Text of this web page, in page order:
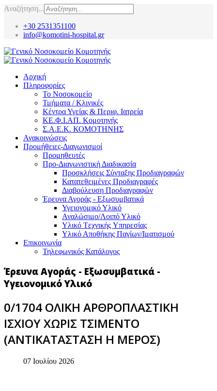
Αναζήτηση...
+30 2531351100
info@komotini-hospital.gr
Αρχική
Πληροφορίες
Το Νοσοκομείο
Τμήματα / Κλινικές
Κέντρα Υγείας & Περιφ. Ιατρεία
ΚΕ.Φ.Ι.ΑΠ. Κομοτηνής
Σ.Α.Ε.Κ. ΚΟΜΟΤΗΝΗΣ
Ανακοινώσεις
Προμήθειες-Διαγωνισμοί
Προμηθευτές
Προ-Διαγωνιστική Διαδικασία
Προσκλήσεις Σύνταξης Προδιαγραφών
Κατατεθειμένες Προδιαγραφές
Διαβούλευση Προδιαγραφών
Έρευνα Αγοράς - Εξωσυμβατικά
Υγειονομικό Υλικό
Αναλώσιμο/Λοιπό Υλικό
Υλικό Tεχνικής Yπηρεσίας
Υλικό Αποθήκης Παγίων/Ιματισμού
Επικοινωνία
Τηλεφωνικός Κατάλογος
Έρευνα Αγοράς - Εξωσυμβατικά -
Υγειονομικό Υλικό
0/1704 ΟΛΙΚΗ ΑΡΘΡΟΠΛΑΣΤΙΚΗ
ΙΣΧΙΟΥ ΧΩΡΙΣ ΤΣΙΜΕΝΤΟ
(ΑΝΤΙΚΑΤΑΣΤΑΣΗ Η ΜΕΡΟΣ)
07 Ιουλίου 2026